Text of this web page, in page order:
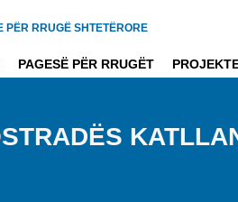
RRUGË SHTETËRORE
PAGESË PËR RRUGËT